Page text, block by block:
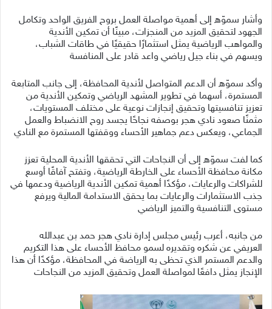
وأشار سموّه إلى أهمية مواصلة العمل بروح الفريق الواحد وتكامل
الجهود لتحقيق المزيد من المنجزات، مبينًا أن تمكين الأندية
والمواهب الرياضية يمثل استثمارًا حقيقيًا في طاقات الشباب،
ويسهم في بناء جيل رياضي واعد قادر على المنافسة
وأكد سموّه أن الدعم المتواصل لأندية المحافظة، إلى جانب المتابعة
المستمرة، أسهما في تطوير المشهد الرياضي وتمكين الأندية من
تعزيز تنافسيتها وتحقيق إنجازات نوعية على مختلف المستويات،
مثمنًا صعود نادي هجر بوصفه نجاحًا يجسد روح الانضباط والعمل
الجماعي، ويعكس دعم جماهير الأحساء ووقفتها المستمرة مع النادي
كما لفت سموّه إلى أن النجاحات التي تحققها الأندية المحلية تعزز
مكانة محافظة الأحساء على الخارطة الرياضية، وتفتح آفاقًا أوسع
للشراكات والرعايات، مؤكدًا أهمية تمكين الأندية الرياضية ودعمها في
جذب الاستثمارات والرعايات بما يحقق الاستدامة المالية ويرفع
مستوى التنافسية والتميز الرياضي
من جانبه، أعرب رئيس مجلس إدارة نادي هجر حمد بن عبدالله
العريفي عن شكره وتقديره لسمو محافظ الأحساء على هذا التكريم
والدعم المستمر الذي تحظى به الرياضة في المحافظة، مؤكدًا أن هذا
الإنجاز يمثل دافعًا لمواصلة العمل وتحقيق المزيد من النجاحات